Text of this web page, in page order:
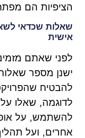
הציפיות הם
שאלות שכדאי
אישית
לפני שאתם
ישנן מספר
להבטיח
לדוגמה, שאלו
להשתמש, על
אחרים, ועל